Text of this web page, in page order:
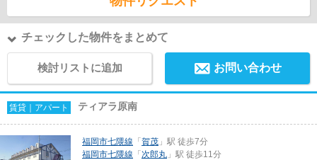
チェックした物件をまとめて
検討リストに追加 お問い合わせ
賃貸｜アパート ティアラ原南
福岡市七隈線 「 賀茂 」駅 徒歩7分
福岡市七隈線 「 次郎丸 」駅 徒歩11分